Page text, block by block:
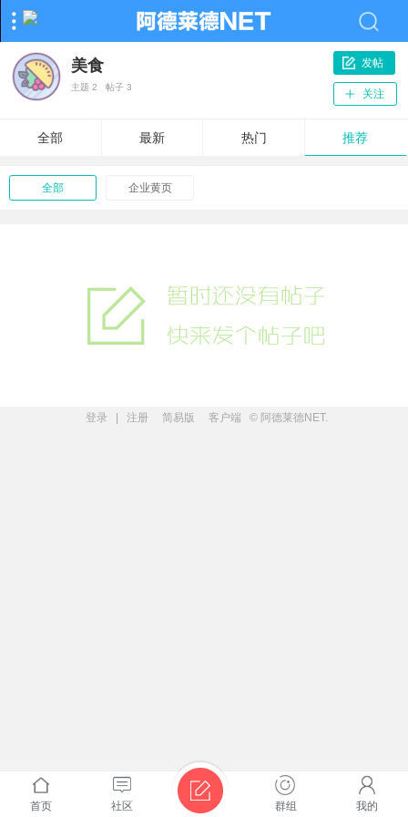
美食
主题 2 帖子 3
发帖
关注
全部 最新 热门 推荐
全部 企业黄页
登录 注册 简易版 客户端 © 阿德莱德NET.
首页 社区 群组 我的